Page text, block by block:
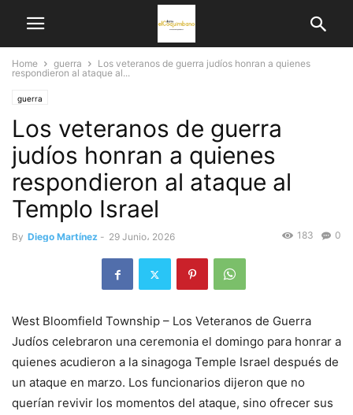
Home guerra
Los veteranos de guerra judíos honran a quienes
respondieron al ataque al...
guerra
Los veteranos de guerra
judíos honran a quienes
respondieron al ataque al
Templo Israel
By Diego Martínez - 29 Junio، 2026 0
183
West Bloomfield Township – Los Veteranos de Guerra
Judíos celebraron una ceremonia el domingo para honrar a
quienes acudieron a la sinagoga Temple Israel después de
un ataque en marzo. Los funcionarios dijeron que no
querían revivir los momentos del ataque, sino ofrecer sus